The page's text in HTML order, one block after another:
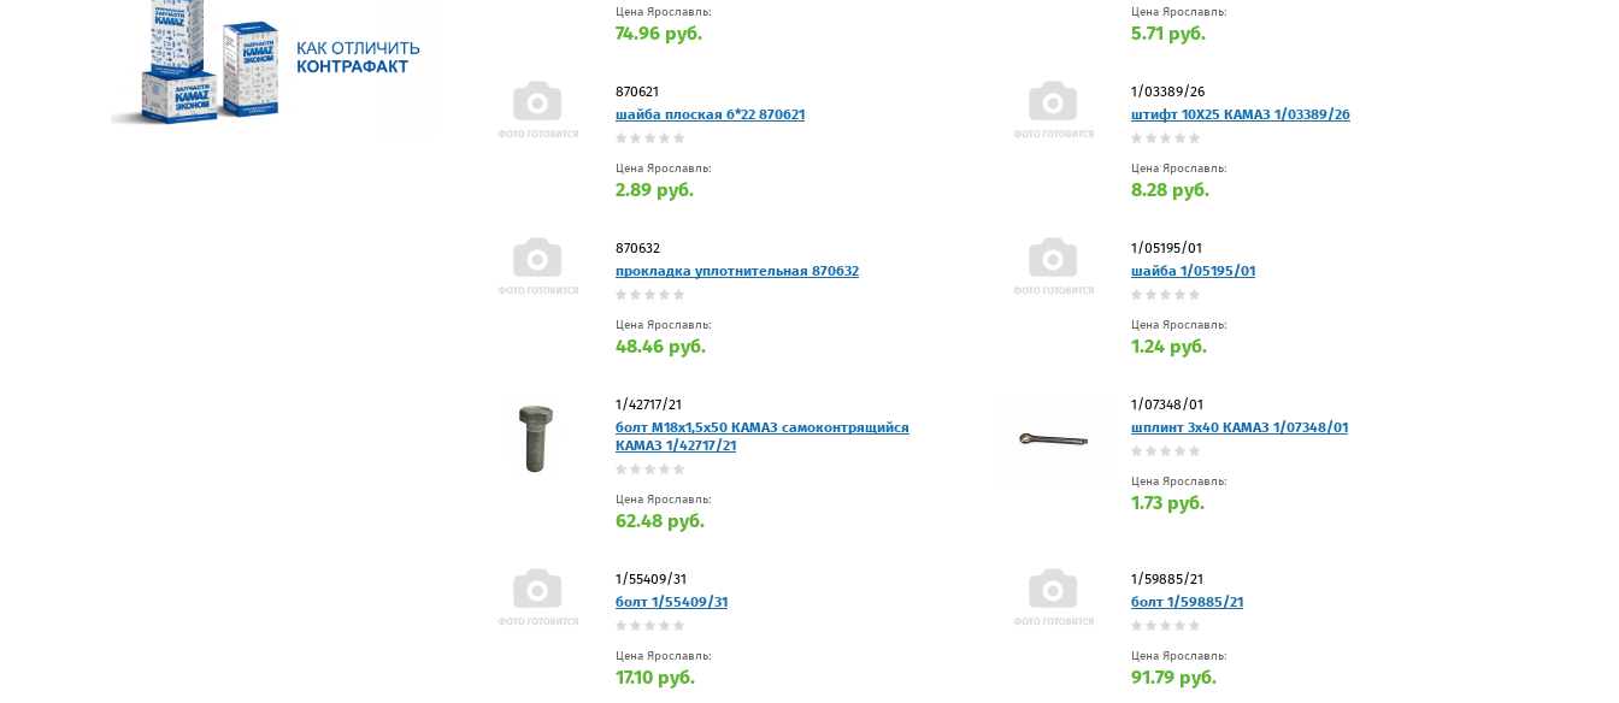
Цена Ярославль:
74.96 руб.
Цена Ярославль:
5.71 руб.
870621
шайба плоская 6*22 870621
Цена Ярославль:
2.89 руб.
1/03389/26
штифт 10Х25 КАМАЗ 1/03389/26
Цена Ярославль:
8.28 руб.
870632
прокладка уплотнительная 870632
Цена Ярославль:
48.46 руб.
1/05195/01
шайба 1/05195/01
Цена Ярославль:
1.24 руб.
1/42717/21
болт М18х1,5х50 КАМАЗ самоконтрящийся
КАМАЗ 1/42717/21
Цена Ярославль:
62.48 руб.
1/07348/01
шплинт 3х40 КАМАЗ 1/07348/01
Цена Ярославль:
1.73 руб.
1/55409/31
болт 1/55409/31
Цена Ярославль:
17.10 руб.
1/59885/21
болт 1/59885/21
Цена Ярославль:
91.79 руб.